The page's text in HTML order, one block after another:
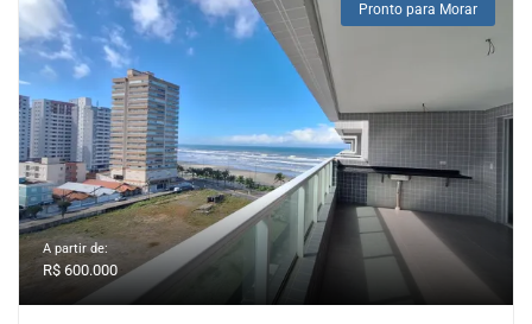
Pronto para Morar
A partir de:
R$ 600.000